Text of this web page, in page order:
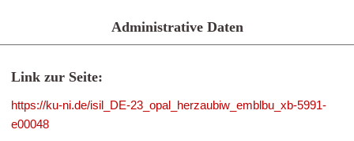
Administrative Daten
Link zur Seite:
https://ku-ni.de/isil_DE-23_opal_herzaubiw_emblbu_xb-5991-
e00048